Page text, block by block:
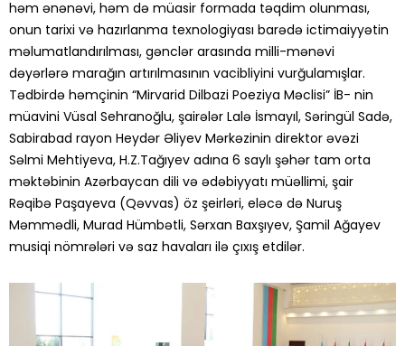
həm ənənəvi, həm də müasir formada təqdim olunması,
onun tarixi və hazırlanma texnologiyası barədə ictimaiyyətin
məlumatlandırılması, gənclər arasında milli-mənəvi
dəyərlərə marağın artırılmasının vacibliyini vurğulamışlar.
Tədbirdə həmçinin “Mirvarid Dilbazi Poeziya Məclisi” İB- nin
müavini Vüsal Sehranoğlu, şairələr Lalə İsmayıl, Səringül Sadə,
Sabirabad rayon Heydər Əliyev Mərkəzinin direktor əvəzi
Səlmi Mehtiyeva, H.Z.Tağıyev adına 6 saylı şəhər tam orta
məktəbinin Azərbaycan dili və ədəbiyyatı müəllimi, şair
Rəqibə Paşayeva (Qəvvas) öz şeirləri, eləcə də Nuruş
Məmmədli, Murad Hümbətli, Sərxan Baxşıyev, Şamil Ağayev
musiqi nömrələri və saz havaları ilə çıxış etdilər.